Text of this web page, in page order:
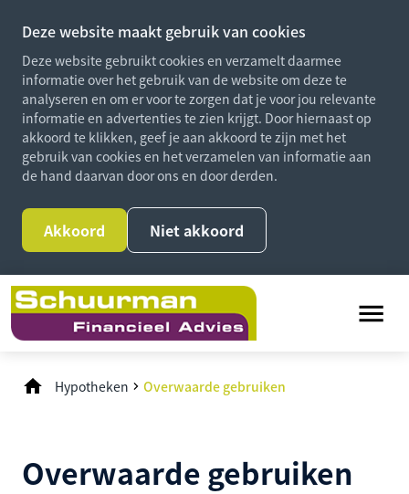
Deze website maakt gebruik van cookies
Deze website gebruikt cookies en verzamelt daarmee
informatie over het gebruik van de website om deze te
analyseren en om er voor te zorgen dat je voor jou relevante
informatie en advertenties te zien krijgt. Door hiernaast op
akkoord te klikken, geef je aan akkoord te zijn met het
gebruik van cookies en het verzamelen van informatie aan
de hand daarvan door ons en door derden.
Akkoord Niet akkoord
Hypotheken Overwaarde gebruiken
Overwaarde gebruiken